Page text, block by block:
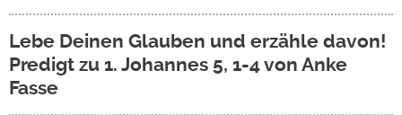
Lebe Deinen Glauben und erzähle davon!
Predigt zu 1. Johannes 5, 1-4 von Anke
Fasse